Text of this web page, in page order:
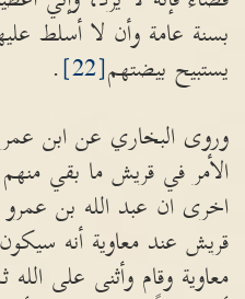
بسنة عامة وأن لا أسلط
يستبيح بيضتهم[22]
.
وروى البخاري عن ابن عمر
الأمر في قريش ما بقي منهم
اخرى ان عبد الله بن
قريش عند معاوية أنه
معاوية وقام وأثنى على